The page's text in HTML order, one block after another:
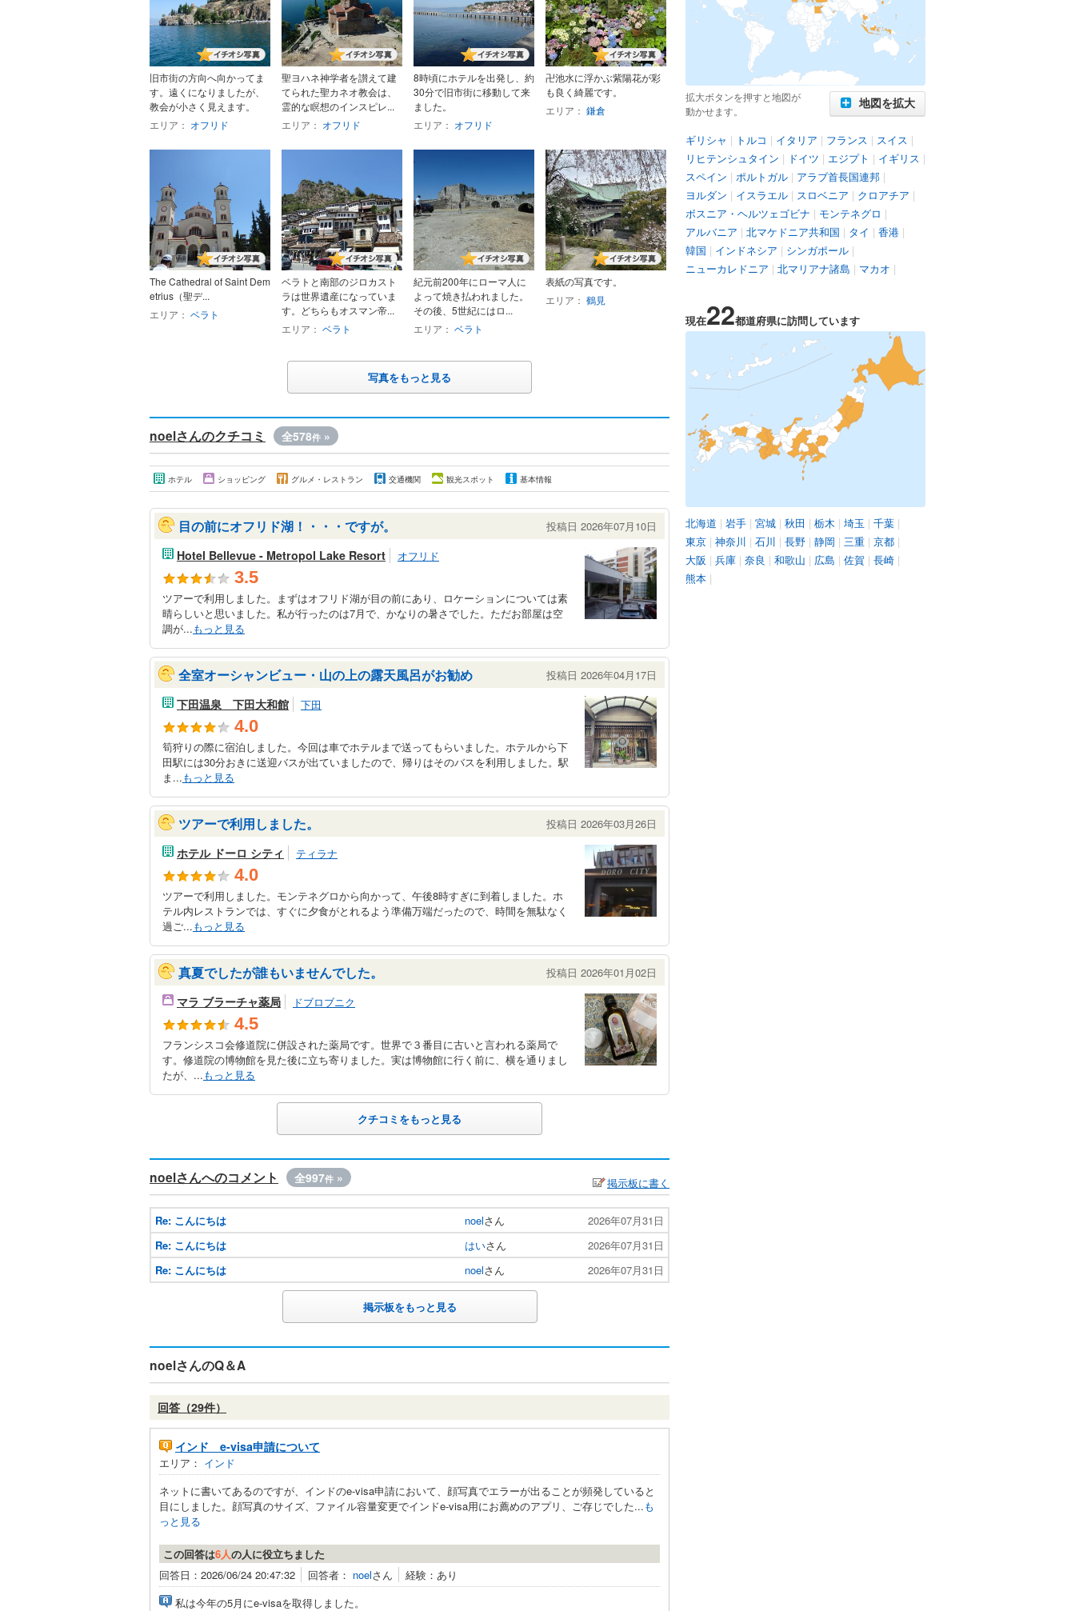
旧市街の方向へ向かってま
す。遠くになりましたが、
教会が小さく見えます。
エリア： オフリド
聖ヨハネ神学者を讃えて建
てられた聖カネオ教会は、
霊的な瞑想のインスピレ...
エリア： オフリド
8時頃にホテルを出発し、約
30分で旧市街に移動して来
ました。
エリア： オフリド
卍池水に浮かぶ紫陽花が彩
も良く綺麗です。
エリア： 鎌倉
The Cathedral of Saint Dem
etrius（聖デ...
エリア： ベラト
ベラトと南部のジロカスト
ラは世界遺産になっていま
す。どちらもオスマン帝...
エリア： ベラト
紀元前200年にローマ人に
よって焼き払われました。
その後、5世紀にはロ...
エリア： ベラト
表紙の写真です。
エリア： 鶴見
写真をもっと見る
noelさんのクチコミ 全578件 »
ホテル ショッピング グルメ・レストラン 交通機関 観光スポット 基本情報
目の前にオフリド湖！・・・ですが。 投稿日 2026年07月10日
Hotel Bellevue - Metropol Lake Resort オフリド
3.5
ツアーで利用しました。まずはオフリド湖が目の前にあり、ロケーションについては素
晴らしいと思いました。私が行ったのは7月で、かなりの暑さでした。ただお部屋は空
調が...もっと見る
全室オーシャンビュー・山の上の露天風呂がお勧め 投稿日 2026年04月17日
下田温泉 下田大和館 下田
4.0
筍狩りの際に宿泊しました。今回は車でホテルまで送ってもらいました。ホテルから下
田駅には30分おきに送迎バスが出ていましたので、帰りはそのバスを利用しました。駅
ま...もっと見る
ツアーで利用しました。 投稿日 2026年03月26日
ホテル ドーロ シティ ティラナ
4.0
ツアーで利用しました。モンテネグロから向かって、午後8時すぎに到着しました。ホ
テル内レストランでは、すぐに夕食がとれるよう準備万端だったので、時間を無駄なく
過ご...もっと見る
真夏でしたが誰もいませんでした。 投稿日 2026年01月02日
マラ ブラーチャ薬局 ドブロブニク
4.5
フランシスコ会修道院に併設された薬局です。世界で３番目に古いと言われる薬局で
す。修道院の博物館を見た後に立ち寄りました。実は博物館に行く前に、横を通りまし
たが、...もっと見る
クチコミをもっと見る
noelさんへのコメント 全997件 » 掲示板に書く
Re: こんにちは noelさん
2026年07月31日
Re: こんにちは
はいさん
2026年07月31日
Re: こんにちは
noelさん 2026年07月31日
掲示板をもっと見る
noelさんのQ＆A
回答（29件）
インド e-visa申請について
エリア： インド
ネットに書いてあるのですが、インドのe-visa申請において、顔写真でエラーが出ることが頻発していると
目にしました。顔写真のサイズ、ファイル容量変更でインドe-visa用にお薦めのアプリ、ご存じでした...も
っと見る
この回答は6人の人に役立ちました
回答日：2026/06/24 20:47:32
回答者： noelさん
経験：あり
私は今年の5月にe-visaを取得しました。
拡大ボタンを押すと地図が
動かせます。
地図を拡大
ギリシャ | トルコ | イタリア | フランス | スイス |
リヒテンシュタイン | ドイツ | エジプト | イギリス |
スペイン | ポルトガル | アラブ首長国連邦 |
ヨルダン | イスラエル | スロベニア | クロアチア |
ボスニア・ヘルツェゴビナ | モンテネグロ |
アルバニア | 北マケドニア共和国 | タイ | 香港 |
韓国 | インドネシア | シンガポール |
ニューカレドニア | 北マリアナ諸島 | マカオ |
現在22都道府県に訪問しています
北海道 | 岩手 | 宮城 | 秋田 | 栃木 | 埼玉 | 千葉 |
東京 | 神奈川 | 石川 | 長野 | 静岡 | 三重 | 京都 |
大阪 | 兵庫 | 奈良 | 和歌山 | 広島 | 佐賀 | 長崎 |
熊本 |